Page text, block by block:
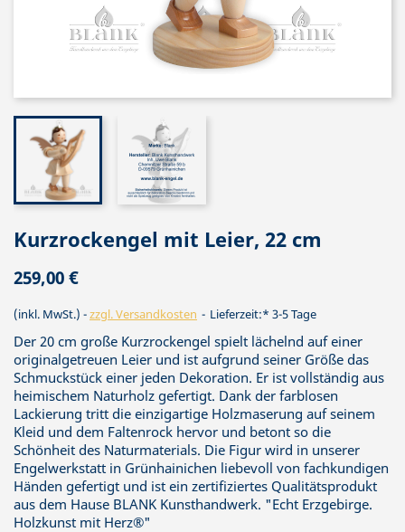
Kurzrockengel mit Leier, 22 cm
259,00 €
(inkl. MwSt.) zzgl. Versandkosten Lieferzeit:* 3-5 Tage
Der 20 cm große Kurzrockengel spielt lächelnd auf einer
originalgetreuen Leier und ist aufgrund seiner Größe das
Schmuckstück einer jeden Dekoration. Er ist vollständig aus
heimischem Naturholz gefertigt. Dank der farblosen
Lackierung tritt die einzigartige Holzmaserung auf seinem
Kleid und dem Faltenrock hervor und betont so die
Schönheit des Naturmaterials. Die Figur wird in unserer
Engelwerkstatt in Grünhainichen liebevoll von fachkundigen
Händen gefertigt und ist ein zertifiziertes Qualitätsprodukt
aus dem Hause BLANK Kunsthandwerk. "Echt Erzgebirge.
Holzkunst mit Herz®"